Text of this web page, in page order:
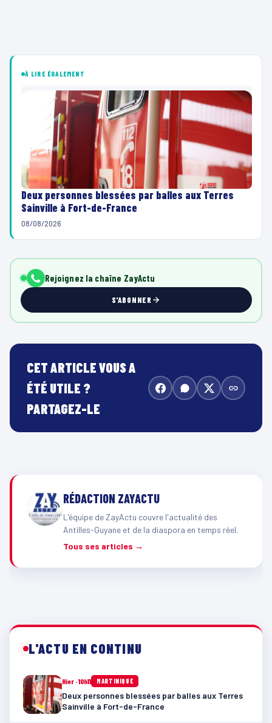
À LIRE ÉGALEMENT
Deux personnes blessées par balles aux Terres
Sainville à Fort-de-France
08/08/2026
Rejoignez la chaîne ZayActu
S'ABONNER
CET ARTICLE VOUS A
ÉTÉ UTILE ?
PARTAGEZ-LE
RÉDACTION ZAYACTU
L'équipe de ZayActu couvre l'actualité des
Antilles-Guyane et de la diaspora en temps réel.
Tous ses articles →
L'ACTU EN CONTINU
Hier · 10h11 MARTINIQUE
Deux personnes blessées par balles aux Terres
Sainville à Fort-de-France